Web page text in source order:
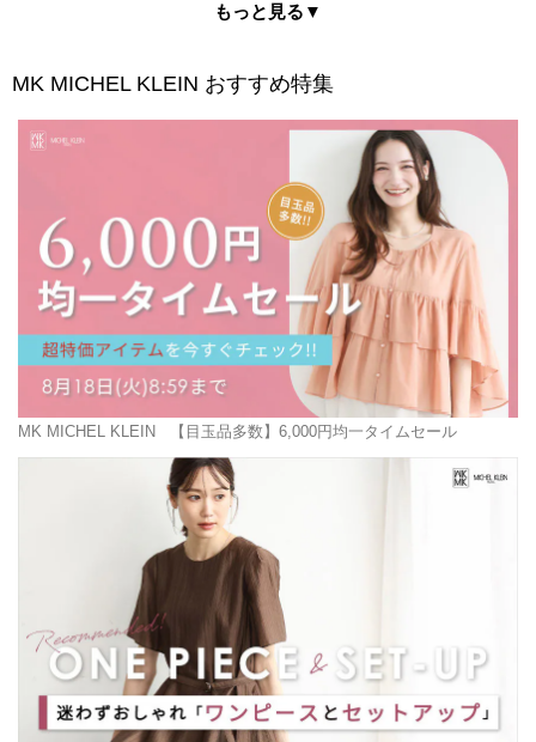
もっと見る▼
MK MICHEL KLEIN おすすめ特集
MK MICHEL KLEIN 【目玉品多数】6,000円均一タイムセール